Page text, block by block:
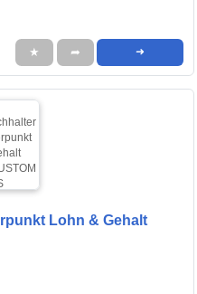
★ ➦ ➜
Lohn & Gehalt